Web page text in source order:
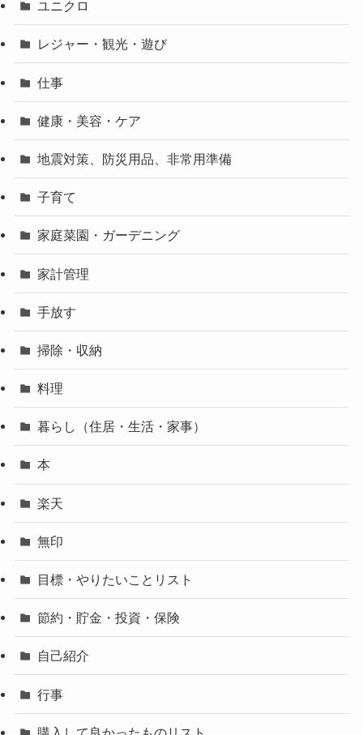
ユニクロ
レジャー・観光・遊び
仕事
健康・美容・ケア
地震対策、防災用品、非常用準備
子育て
家庭菜園・ガーデニング
家計管理
手放す
掃除・収納
料理
暮らし（住居・生活・家事）
本
楽天
無印
目標・やりたいことリスト
節約・貯金・投資・保険
自己紹介
行事